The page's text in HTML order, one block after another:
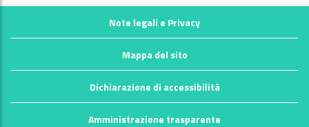
Note legali e Privacy
Mappa del sito
Dichiarazione di accessibilità
Amministrazione trasparente